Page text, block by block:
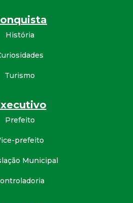
História
Turismo
Prefeito
prefeito
Municipal